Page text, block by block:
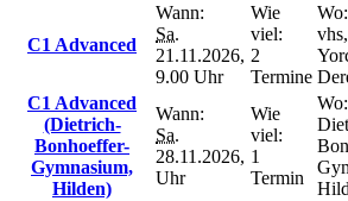
C1 Advanced
Wann:
Sa.
21.11.2026,
9.00 Uhr
Wie
viel:
2
Termine
Wo:
vhs,
C1 Advanced
(Dietrich-
Bonhoeffer-
Gymnasium,
Hilden)
Wann:
Sa.
28.11.2026,
Uhr
Wie
viel:
1
Termin
Wo: